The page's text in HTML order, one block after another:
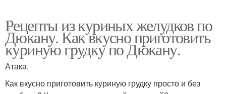
Рецепты из куриных желудков по
Дюкану. Как вкусно приготовить
куриную грудку по Дюкану.
Атака.
Как вкусно приготовить куриную грудку просто и без